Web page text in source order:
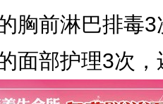
胸前淋巴排毒
面部护理3次